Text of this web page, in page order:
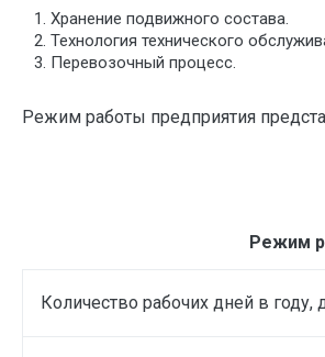
Хранение подвижного состава.
Технология технического
Перевозочный процесс.
Режим работы предприятия
Режим
Количество рабочих дней в году,